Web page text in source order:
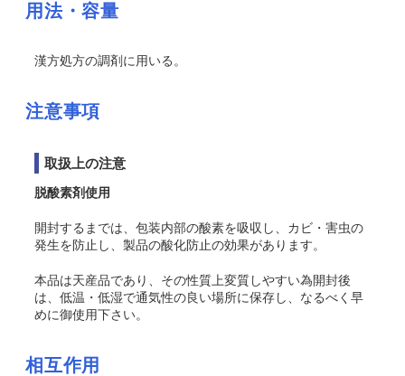
用法・容量
漢方処方の調剤に用いる。
注意事項
取扱上の注意
脱酸素剤使用
開封するまでは、包装内部の酸素を吸収し、カビ・害虫の
発生を防止し、製品の酸化防止の効果があります。
本品は天産品であり、その性質上変質しやすい為開封後
は、低温・低湿で通気性の良い場所に保存し、なるべく早
めに御使用下さい。
相互作用